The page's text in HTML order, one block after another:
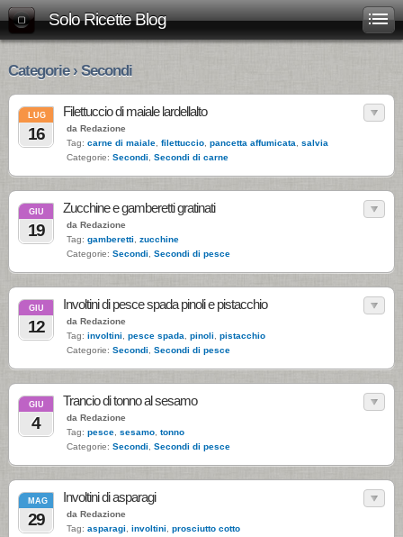
Solo Ricette Blog
Categorie › Secondi
LUG
16
Filettuccio di maiale lardellalto
da Redazione
Tag: carne di maiale filettuccio pancetta affumicata
salvia
Categorie: Secondi Secondi di carne
GIU
19
Zucchine e gamberetti gratinati
da Redazione
Tag: gamberetti
zucchine
Categorie: Secondi Secondi di pesce
GIU
12
Involtini di pesce spada pinoli e pistacchio
da Redazione
Tag: involtini pesce spada pinoli
pistacchio
Categorie: Secondi Secondi di pesce
GIU
4
Trancio di tonno al sesamo
da Redazione
Tag: pesce sesamo tonno
Categorie: Secondi Secondi di pesce
MAG
29
Involtini di asparagi
da Redazione
Tag: asparagi involtini
prosciutto cotto